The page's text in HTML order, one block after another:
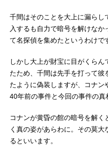
千間はそのことを大上に漏ら
入するも自力で暗号を解けな
て名探偵を集めたというわけで
しかし大上が財宝に目がくら
たため、千間は先手を打って
たように偽装しますが、コナン
40年前の事件と今回の事件の真
コナンが黄昏の館の暗号を解
く真の姿があらわに。その莫
るといいます。